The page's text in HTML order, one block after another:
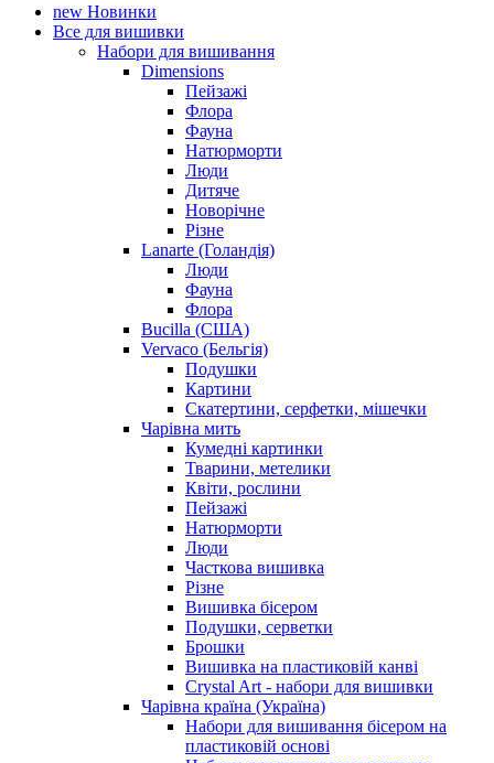
new Новинки
Все для вишивки
Набори для вишивання
Dimensions
Пейзажі
Флора
Фауна
Натюрморти
Люди
Дитяче
Новорічне
Різне
Lanarte (Голандія)
Люди
Фауна
Флора
Bucilla (США)
Vervaco (Бельгія)
Подушки
Картини
Скатертини, серфетки, мішечки
Чарiвна мить
Кумедні картинки
Тварини, метелики
Квіти, рослини
Пейзажі
Натюрморти
Люди
Часткова вишивка
Різне
Вишивка бісером
Подушки, серветки
Брошки
Вишивка на пластиковій канві
Crystal Art - набори для вишивки
Чарівна країна (Україна)
Набори для вишивання бісером на
пластиковій основі